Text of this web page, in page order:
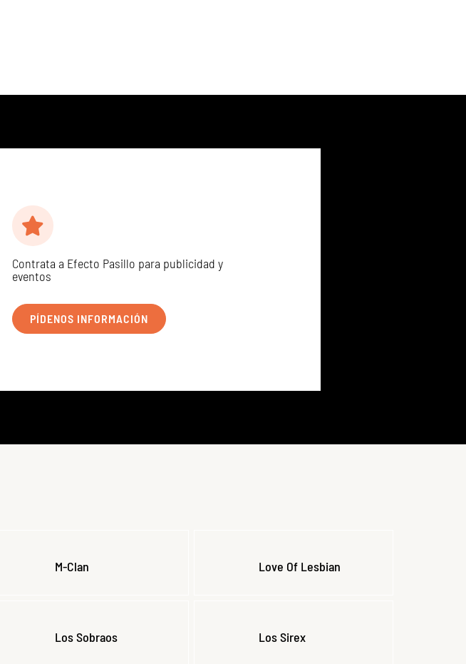
Contrata a Efecto Pasillo para publicidad y
eventos
PÍDENOS INFORMACIÓN
M-Clan Love Of Lesbian
Los Sobraos Los Sirex